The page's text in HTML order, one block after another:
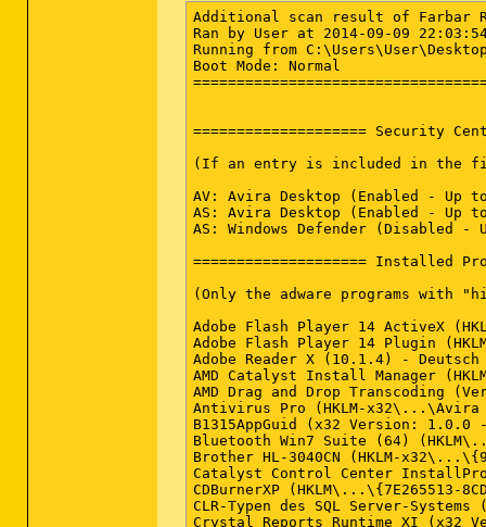
Additional scan result of Farbar
Ran by User at 2014-09-09
Running from
Boot Mode: Normal
==================== Security
(If an entry is included in the
AV: Avira Desktop (Enabled - Up to
AS: Avira Desktop (Enabled - Up to
AS: Windows Defender (Disabled -
==================== Installed
(Only the adware programs with
Adobe Flash Player 14 ActiveX
Adobe Flash Player 14 Plugin
Adobe Reader X (10.1.4) - Deutsch
AMD Catalyst Install Manager
AMD Drag and Drop Transcoding
Antivirus Pro (HKLM-
B1315AppGuid (x32 Version: 1.0.0 -
Bluetooth Win7 Suite (64)
Brother HL-3040CN (HKLM-
Catalyst Control Center
CDBurnerXP (HKLM\...\{7E265513-
CLR-Typen des SQL Server-
Crystal Reports Runtime XI (x32